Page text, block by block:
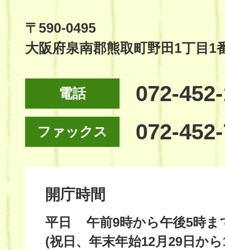
Site
〒590-0495
大阪府泉南郡熊取町野田1丁目1
電話 072-
ファックス 072-
開庁時間
平日
午前9時から午後5時ま
(祝日、年末年始12月29日か